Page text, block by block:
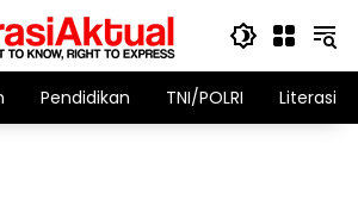
Pendidikan TNI/POLRI Literasi